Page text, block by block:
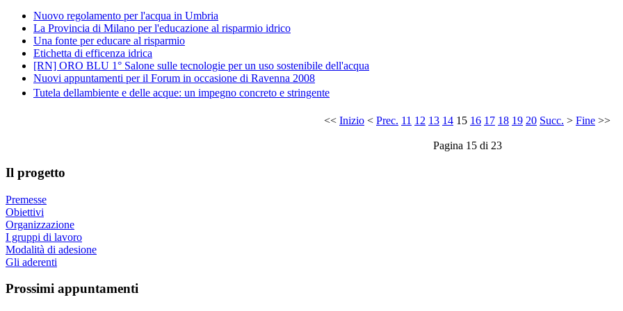
Nuovo regolamento per l'acqua in Umbria
La Provincia di Milano per l'educazione al risparmio idrico
Una fonte per educare al risparmio
Etichetta di efficenza idrica
[RN] ORO BLU 1° Salone sulle tecnologie per un uso sostenibile dell'acqua
Nuovi appuntamenti per il Forum in occasione di Ravenna 2008
Tutela dellambiente e delle acque: un impegno concreto e stringente
<< Inizio < Prec. 11 12 13 14 15 16 17 18 19 20 Succ. > Fine >>
Pagina 15 di 23
Il progetto
Premesse
Obiettivi
Organizzazione
I gruppi di lavoro
Modalità di adesione
Gli aderenti
Prossimi appuntamenti